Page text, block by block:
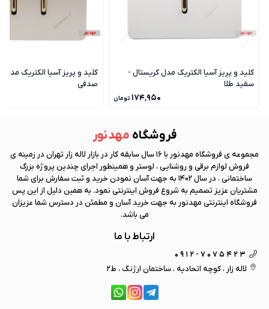
کلید و پریز آسیا الکتریک مدل کریستال -
سفید طلا
۱۷۴٬۹۵۰ تومان
کلید و پریز آسیا الکتریک مدل
صدفی
فروشگاه مهد نور
مجموعه ی فروشگاه مهد نور
با 16 سال سابقه کار در بازار لاله زار تهران در زمینه ی
فروش لوازم برقی و روشنایی ، لوستر و همینطور اجرای چندین پروژه بزرگ
ساختمانی ، در سال 1402 به جهت آسان نمودن خرید و ثبت سفارش برای شما
مشتریان عزیز تصمیم به شروع فروش اینترنتی نمود. به همین دلیل از این پس
فروشگاه اینترنتی مهد نور به جهت خرید آسان و مطمئن در دسترس شما عزیزان
می باشد.
ارتباط با ما
0912-7075423
لاله زار ، کوچه اتحادیه ، ساختمان ارژنگ ، ط2